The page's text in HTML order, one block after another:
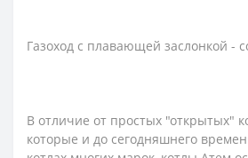
Газоход с плавающей заслонкой -
В отличие от простых "открытых"
которые и до сегодняшнего